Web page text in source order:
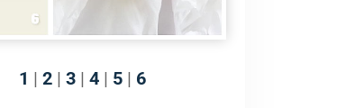
1 |2 |3 |4 | 5 | 6